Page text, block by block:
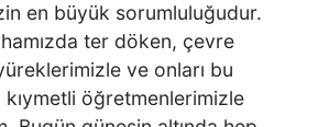
en büyük sorumluluğudur.
ter döken, çevre
ve onları bu
öğretmenlerimizle